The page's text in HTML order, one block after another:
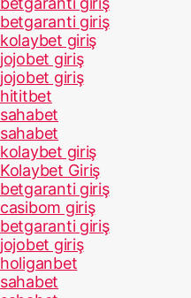
betgaranti giriş
kolaybet giriş
jojobet giriş
jojobet giriş
hititbet
sahabet
sahabet
kolaybet giriş
Kolaybet Giriş
betgaranti giriş
casibom giriş
betgaranti giriş
jojobet giriş
holiganbet
sahabet